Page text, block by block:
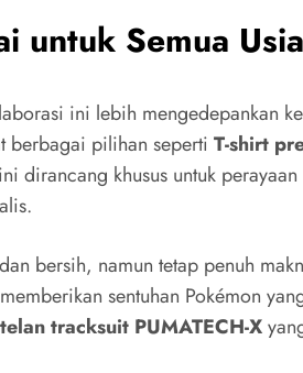
untuk Semua
ini lebih mengedepankan
berbagai pilihan seperti T-shirt
dirancang khusus untuk
bersih, namun tetap penuh
sentuhan Pokémon
tracksuit PUMATECH-X